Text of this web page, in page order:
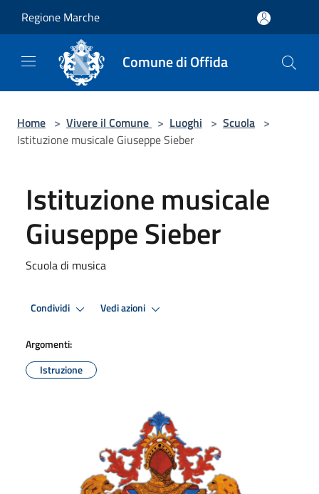
Regione Marche
Comune di Offida
Home > Vivere il Comune > Luoghi > Scuola >
Istituzione musicale Giuseppe Sieber
Istituzione musicale
Giuseppe Sieber
Scuola di musica
Condividi Vedi azioni
Argomenti:
Istruzione